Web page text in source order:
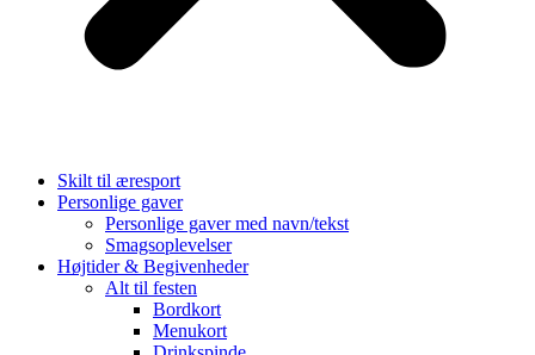
Skilt til æresport
Personlige gaver
Personlige gaver med navn/tekst
Smagsoplevelser
Højtider & Begivenheder
Alt til festen
Bordkort
Menukort